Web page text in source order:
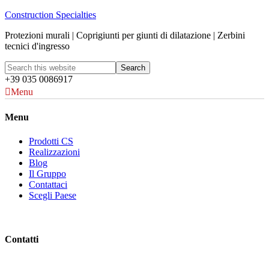
Construction Specialties
Protezioni murali | Coprigiunti per giunti di dilatazione | Zerbini
tecnici d'ingresso
+39 035 0086917
Menu
Menu
Prodotti CS
Realizzazioni
Blog
Il Gruppo
Contattaci
Scegli Paese
Contatti